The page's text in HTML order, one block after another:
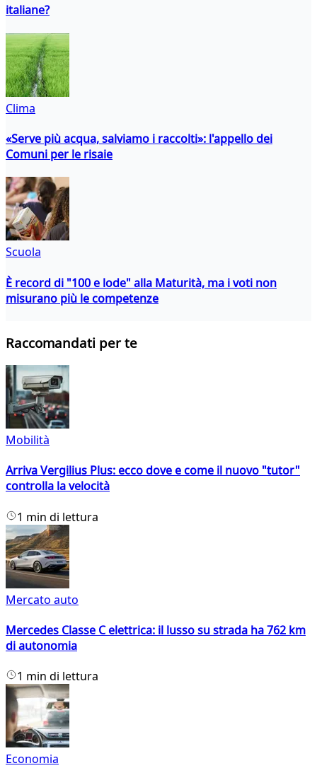
italiane?
Clima
«Serve più acqua, salviamo i raccolti»: l'appello dei
Comuni per le risaie
Scuola
È record di "100 e lode" alla Maturità, ma i voti non
misurano più le competenze
Raccomandati per te
Mobilità
Arriva Vergilius Plus: ecco dove e come il nuovo "tutor"
controlla la velocità
1 min di lettura
Mercato auto
Mercedes Classe C elettrica: il lusso su strada ha 762 km
di autonomia
1 min di lettura
Economia